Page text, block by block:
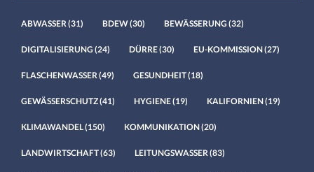
ABWASSER(31) BDEW(30) BEWÄSSERUNG (32)
DIGITALISIERUNG (24) DÜRRE(30) EU-KOMMISSION(27)
FLASCHENWASSER(49) GESUNDHEIT(18)
GEWÄSSERSCHUTZ(41) HYGIENE(19) KALIFORNIEN(19)
KLIMAWANDEL(150) KOMMUNIKATION(20)
LANDWIRTSCHAFT(63) LEITUNGSWASSER(83)